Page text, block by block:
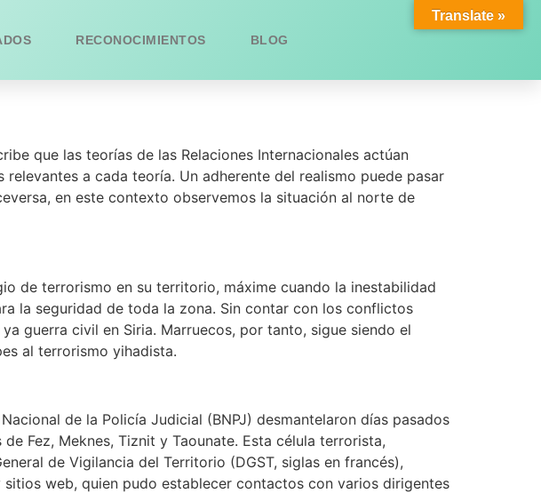
RECONOCIMIENTOS BLOG
que las teorías de las Relaciones Internacionales actúan
a cada teoría. Un adherente del realismo puede pasar
en este contexto observemos la situación al norte de
de terrorismo en su territorio, máxime cuando la inestabilidad
la seguridad de toda la zona. Sin contar con los conflictos
guerra civil en Siria. Marruecos, por tanto, sigue siendo el
al terrorismo yihadista.
de la Policía Judicial (BNPJ) desmantelaron días pasados
Fez, Meknes, Tiznit y Taounate. Esta célula terrorista,
de Vigilancia del Territorio (DGST, siglas en francés),
web, quien pudo establecer contactos con varios dirigentes
Translate »